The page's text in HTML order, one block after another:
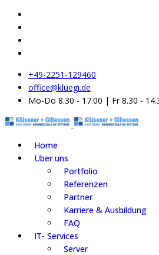
+49-2251-129460
office@kluegi.de
Mo-Do 8.30 - 17.00 | Fr 8.30 -
Home
Über uns
Portfolio
Referenzen
Partner
Karriere & Ausbildung
FAQ
IT- Services
Server